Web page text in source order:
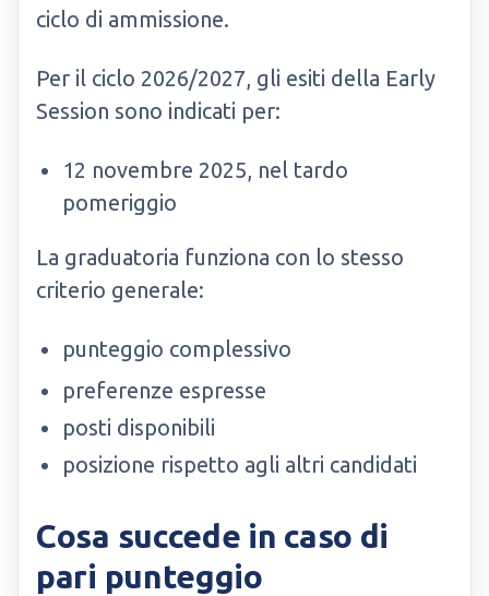
ciclo di ammissione.
Per il ciclo 2026/2027, gli esiti della Early
Session sono indicati per:
12 novembre 2025, nel tardo
pomeriggio
La graduatoria funziona con lo stesso
criterio generale:
punteggio complessivo
preferenze espresse
posti disponibili
posizione rispetto agli altri candidati
Cosa succede in caso di
pari punteggio